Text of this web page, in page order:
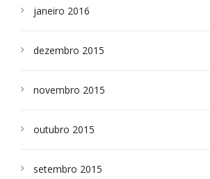
janeiro 2016
dezembro 2015
novembro 2015
outubro 2015
setembro 2015